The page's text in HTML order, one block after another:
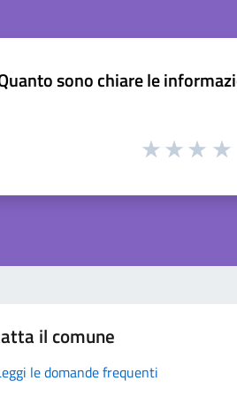
sono chiare le
il comune
le domande frequenti